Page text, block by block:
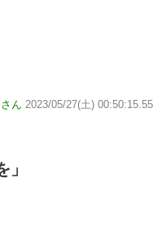
ん 2023/05/27(土) 00:50:15.55